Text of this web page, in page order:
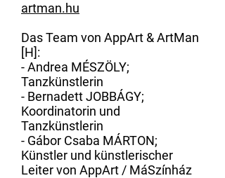
artman.hu
Das Team von AppArt & ArtMan
[H]:
- Andrea MÉSZÖLY;
Tanzkünstlerin
- Bernadett JOBBÁGY;
Koordinatorin und
Tanzkünstlerin
- Gábor Csaba MÁRTON;
Künstler und künstlerischer
Leiter von AppArt / MáSzínház